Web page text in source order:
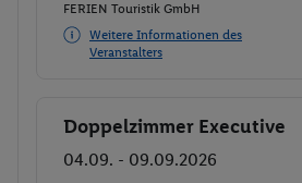
FERIEN Touristik GmbH
Weitere Informationen des
Veranstalters
Buchen
Doppelzimmer Executive
04.09. - 09.09.2026